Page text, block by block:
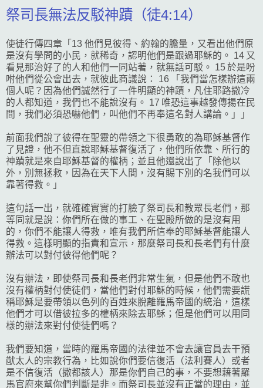
祭司長無法反駁神蹟（徒4:14）
使徒行傳四章「13 他們見彼得、約翰的膽量，又看出他們原
是沒有學問的小民，就稀奇，認明他們是跟過耶穌的。 14 又
看見那治好了的人和他們一同站著，就無話可駁。 15 於是吩
咐他們從公會出去，就彼此商議說： 16 「我們當怎樣辦這兩
個人呢？因為他們誠然行了一件明顯的神蹟，凡住耶路撒冷
的人都知道，我們也不能說沒有。 17 唯恐這事越發傳揚在民
間，我們必須恐嚇他們，叫他們不再奉這名對人講論。」」
前面我們說了彼得在聖靈的帶領之下很勇敢的為耶穌基督作
了見證，他不但直說耶穌基督復活了，他們所依靠、所行的
神蹟就是來自耶穌基督的權柄；並且他還說出了「除他以
外，別無拯救，因為在天下人間，沒有賜下別的名我們可以
靠著得救。」
這句話一出，就確確實實的打臉了祭司長和教眾長老們，那
等同就是說：你們所在做的事工、在聖殿所做的是沒有用
的，你們不能讓人得救，唯有我們所信奉的耶穌基督能讓人
得救。這樣明顯的指責和宣示，那麼祭司長和長老們有什麼
辦法可以對付彼得他們呢？
沒有辦法，即使祭司長和長老們非常生氣，但是他們不敢也
沒有權柄對付使徒們，當他們對付耶穌的時候，他們需要謊
稱耶穌是要帶領以色列的百姓來脫離羅馬帝國的統治，這樣
他們才可以借彼拉多的權柄來除去耶穌；但是他們可以用同
樣的辦法來對付使徒們嗎？
我們要知道，當時的羅馬帝國的法律並不會去讓官員去干預
猷太人的宗教行為，比如說你們要信復活（法利賽人）或者
是不信復活（撒都該人）那是你們自己的事，不要想藉著羅
馬官府來幫你們判斷是非。而祭司長並沒有正當的理由，並